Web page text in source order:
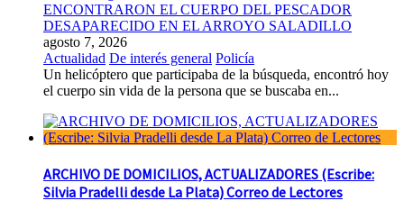
ENCONTRARON EL CUERPO DEL PESCADOR
DESAPARECIDO EN EL ARROYO SALADILLO
agosto 7, 2026
Actualidad De interés general Policía
Un helicóptero que participaba de la búsqueda, encontró hoy
el cuerpo sin vida de la persona que se buscaba en...
ARCHIVO DE DOMICILIOS, ACTUALIZADORES (Escribe:
Silvia Pradelli desde La Plata) Correo de Lectores